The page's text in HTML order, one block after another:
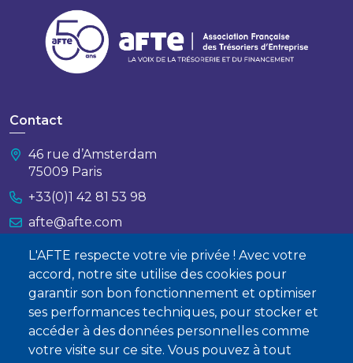
L'AFTE respecte votre vie privée ! Avec votre
accord, notre site utilise des cookies pour
garantir son bon fonctionnement et optimiser
ses performances techniques, pour stocker et
accéder à des données personnelles comme
votre visite sur ce site. Vous pouvez à tout
Contact
46 rue d’Amsterdam
75009 Paris
+33(0)1 42 81 53 98
afte@afte.com
Nous contacter
À propos
Qui sommes-nous ?
Devenir membre